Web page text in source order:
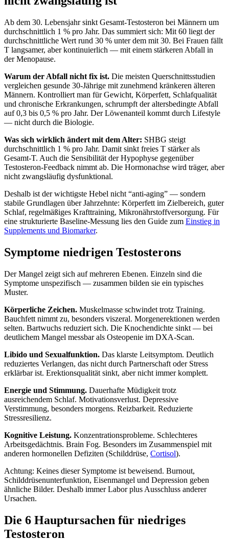
Ab dem 30. Lebensjahr sinkt Gesamt-Testosteron bei Männern um
durchschnittlich 1 % pro Jahr. Das summiert sich: Mit 60 liegt der
durchschnittliche Wert rund 30 % unter dem mit 30. Bei Frauen fällt
T langsamer, aber kontinuierlich — mit einem stärkeren Abfall in
der Menopause.
Warum der Abfall nicht fix ist. Die meisten Querschnittsstudien
vergleichen gesunde 30-Jährige mit zunehmend kränkeren älteren
Männern. Kontrolliert man für Gewicht, Körperfett, Schlafqualität
und chronische Erkrankungen, schrumpft der altersbedingte Abfall
auf 0,3 bis 0,5 % pro Jahr. Der Löwenanteil kommt durch Lifestyle
— nicht durch die Biologie.
Was sich wirklich ändert mit dem Alter: SHBG steigt
durchschnittlich 1 % pro Jahr. Damit sinkt freies T stärker als
Gesamt-T. Auch die Sensibilität der Hypophyse gegenüber
Testosteron-Feedback nimmt ab. Die Hormonachse wird träger, aber
nicht zwangsläufig dysfunktional.
Deshalb ist der wichtigste Hebel nicht “anti-aging” — sondern
stabile Grundlagen über Jahrzehnte: Körperfett im Zielbereich, guter
Schlaf, regelmäßiges Krafttraining, Mikronährstoffversorgung. Für
eine strukturierte Baseline-Messung lies den Guide zum Einstieg in
Supplements und Biomarker.
Symptome niedrigen Testosterons
Der Mangel zeigt sich auf mehreren Ebenen. Einzeln sind die
Symptome unspezifisch — zusammen bilden sie ein typisches
Muster.
Körperliche Zeichen. Muskelmasse schwindet trotz Training.
Bauchfett nimmt zu, besonders viszeral. Morgenerektionen werden
selten. Bartwuchs reduziert sich. Die Knochendichte sinkt — bei
deutlichem Mangel messbar als Osteopenie im DXA-Scan.
Libido und Sexualfunktion. Das klarste Leitsymptom. Deutlich
reduziertes Verlangen, das nicht durch Partnerschaft oder Stress
erklärbar ist. Erektionsqualität sinkt, aber nicht immer komplett.
Energie und Stimmung. Dauerhafte Müdigkeit trotz
ausreichendem Schlaf. Motivationsverlust. Depressive
Verstimmung, besonders morgens. Reizbarkeit. Reduzierte
Stressresilienz.
Kognitive Leistung. Konzentrationsprobleme. Schlechteres
Arbeitsgedächtnis. Brain Fog. Besonders im Zusammenspiel mit
anderen hormonellen Defiziten (Schilddrüse, Cortisol).
Achtung: Keines dieser Symptome ist beweisend. Burnout,
Schilddrüsenunterfunktion, Eisenmangel und Depression geben
ähnliche Bilder. Deshalb immer Labor plus Ausschluss anderer
Ursachen.
Die 6 Hauptursachen für niedriges
Testosteron